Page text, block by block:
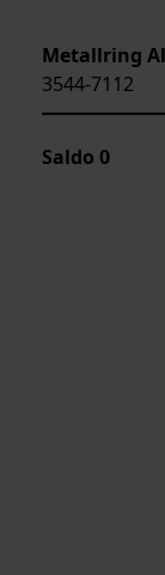
Metallring
3544-7112
Saldo 0